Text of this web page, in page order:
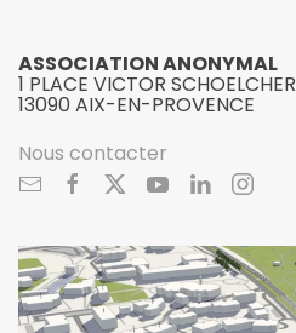
ASSOCIATION ANONYMAL
1 PLACE VICTOR SCHOELCHER
13090 AIX-EN-PROVENCE
Nous contacter